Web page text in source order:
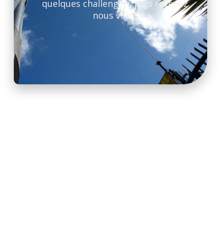
quelques challengers puis revenez
nous voir !